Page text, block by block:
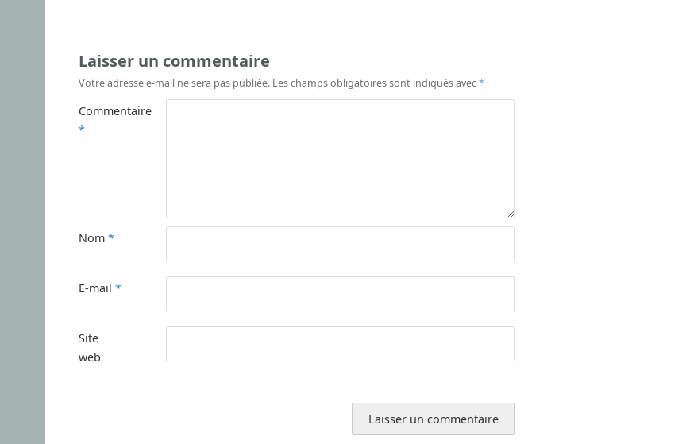
Laisser un commentaire
Votre adresse e-mail ne sera pas publiée. Les champs obligatoires sont indiqués avec*
Commentaire
*
Nom *
E-mail *
Site
web